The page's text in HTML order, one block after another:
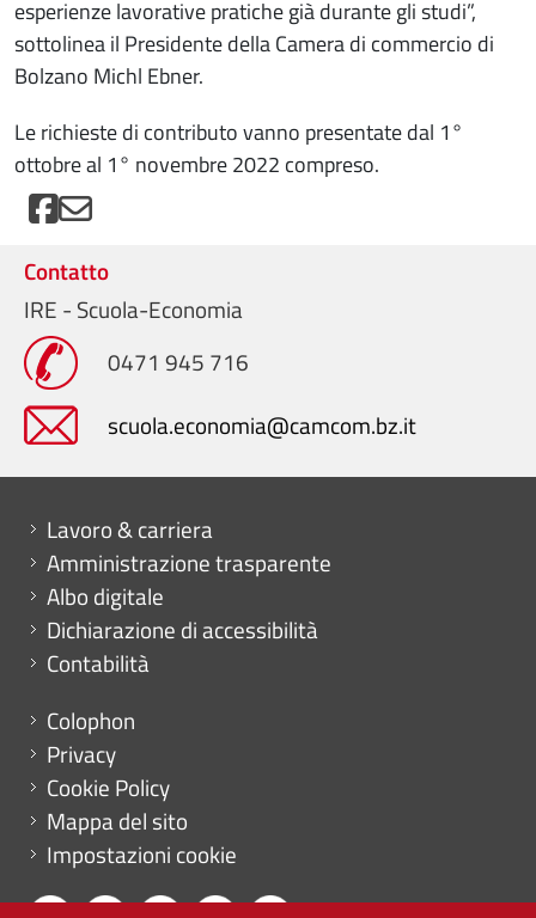
esperienze lavorative pratiche già durante gli studi”,
sottolinea il Presidente della Camera di commercio di
Bolzano Michl Ebner.
Le richieste di contributo vanno presentate dal 1°
ottobre al 1° novembre 2022 compreso.
Contatto
IRE - Scuola-Economia
0471 945 716
scuola.economia@camcom.bz.it
Mini menu di servizio
Lavoro & carriera
Amministrazione trasparente
Albo digitale
Dichiarazione di accessibilità
Contabilità
Menu footer
Colophon
Privacy
Cookie Policy
Mappa del sito
Impostazioni cookie